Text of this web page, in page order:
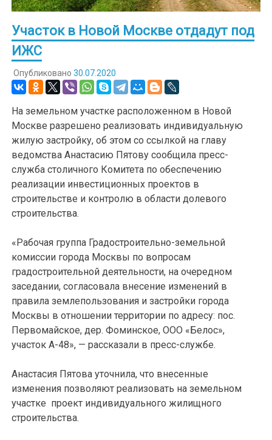
Участок в Новой Москве отдадут под
ИЖС
Опубликовано 30.07.2020
На земельном участке расположенном в Новой
Москве разрешено реализовать индивидуальную
жилую застройку, об этом со ссылкой на главу
ведомства Анастасию Пятову сообщила пресс-
служба столичного Комитета по обеспечению
реализации инвестиционных проектов в
строительстве и контролю в области долевого
строительства.
«Рабочая группа Градостроительно-земельной
комиссии города Москвы по вопросам
градостроительной деятельности, на очередном
заседании, согласовала внесение изменений в
правила землепользования и застройки города
Москвы в отношении территории по адресу: пос.
Первомайское, дер. Фоминское, ООО «Белос»,
участок А-48», — рассказали в пресс-службе.
Анастасия Пятова уточнила, что внесенные
изменения позволяют реализовать на земельном
участке проект индивидуального жилищного
строительства.